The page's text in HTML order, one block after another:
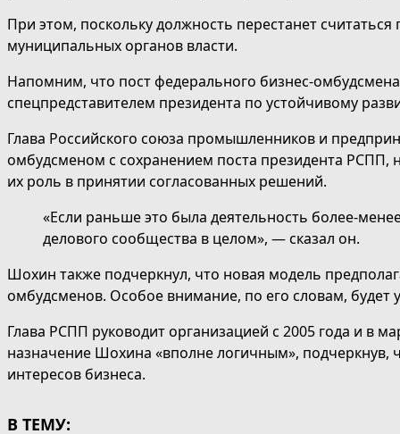
При этом, поскольку должность перестанет
муниципальных органов власти.
Напомним, что пост федерального бизнес-омбудсмена
спецпредставителем президента по устойчивому
Глава Российского союза промышленников и
омбудсменом с сохранением поста президента РСПП,
их роль в принятии согласованных решений.
«Если раньше это была деятельность более-
делового сообщества в целом», — сказал он.
Шохин также подчеркнул, что новая модель
омбудсменов. Особое внимание, по его словам, будет
Глава РСПП руководит организацией с 2005 года и в
назначение Шохина «вполне логичным», подчеркнув,
интересов бизнеса.
В ТЕМУ: